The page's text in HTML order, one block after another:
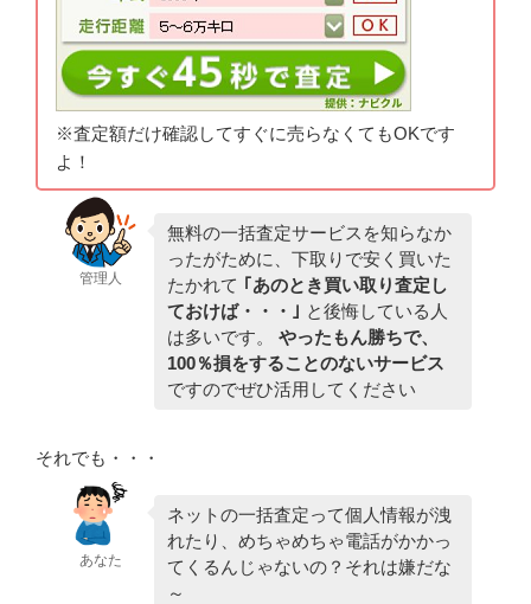
※査定額だけ確認してすぐに売らなくてもOKです
よ！
管理人
無料の一括査定サービスを知らなか
ったがために、下取りで安く買いた
たかれて ｢あのとき買い取り査定し
ておけば・・・｣ と後悔している人
は多いです。 やったもん勝ちで、
100％損をすることのないサービス
ですのでぜひ活用してください
それでも・・・
あなた
ネットの一括査定って個人情報が洩
れたり、めちゃめちゃ電話がかかっ
てくるんじゃないの？それは嫌だな
～